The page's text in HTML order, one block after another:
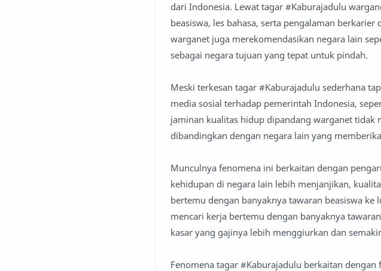
dari Indonesia. Lewat tagar #Kaburajadulu
beasiswa, les bahasa, serta pengalaman
warganet juga merekomendasikan negara lain
sebagai negara tujuan yang tepat untuk pindah.
Meski terkesan tagar #Kaburajadulu sederhana
media sosial terhadap pemerintah Indonesia,
jaminan kualitas hidup dipandang warganet
dibandingkan dengan negara lain yang
Munculnya fenomena ini berkaitan dengan
kehidupan di negara lain lebih menjanjikan,
bertemu dengan banyaknya tawaran beasiswa
mencari kerja bertemu dengan banyaknya
kasar yang gajinya lebih menggiurkan dan
Fenomena tagar #Kaburajadulu berkaitan